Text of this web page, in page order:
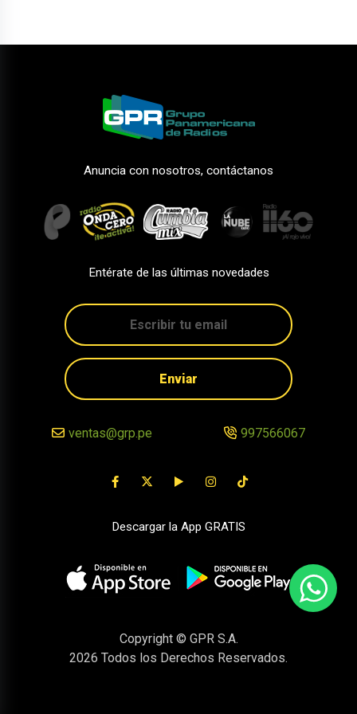
Anuncia con nosotros, contáctanos
Entérate de las últimas novedades
Enviar
ventas@grp.pe 997566067
Descargar la App GRATIS
Copyright © GPR S.A.
2026 Todos los Derechos Reservados.